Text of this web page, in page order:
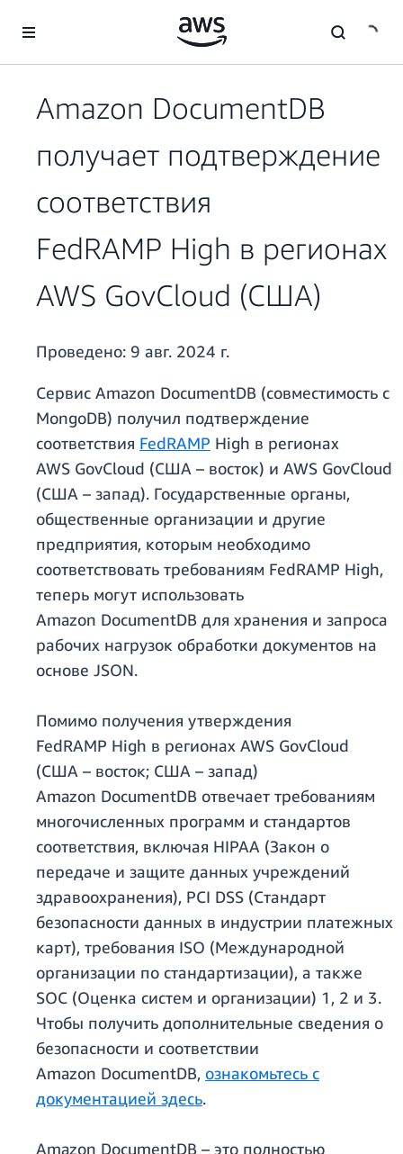
Перейти к главному контенту
Amazon DocumentDB
получает подтверждение
соответствия
FedRAMP High в регионах
AWS GovCloud (США)
Проведено: 9 авг. 2024 г.
Сервис Amazon DocumentDB (совместимость с
MongoDB) получил подтверждение
соответствия FedRAMP High в регионах
AWS GovCloud (США – восток) и AWS GovCloud
(США – запад). Государственные органы,
общественные организации и другие
предприятия, которым необходимо
соответствовать требованиям FedRAMP High,
теперь могут использовать
Amazon DocumentDB для хранения и запроса
рабочих нагрузок обработки документов на
основе JSON.
Помимо получения утверждения
FedRAMP High в регионах AWS GovCloud
(США – восток; США – запад)
Amazon DocumentDB отвечает требованиям
многочисленных программ и стандартов
соответствия, включая HIPAA (Закон о
передаче и защите данных учреждений
здравоохранения), PCI DSS (Стандарт
безопасности данных в индустрии платежных
карт), требования ISO (Международной
организации по стандартизации), а также
SOC (Оценка систем и организации) 1, 2 и 3.
Чтобы получить дополнительные сведения о
безопасности и соответствии
Amazon DocumentDB, ознакомьтесь с
документацией здесь.
Amazon DocumentDB – это полностью